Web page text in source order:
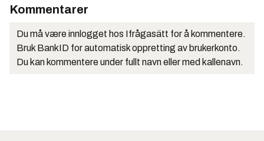
Kommentarer
Du må være innlogget hos Ifrågasätt for å kommentere.
Bruk BankID for automatisk oppretting av brukerkonto.
Du kan kommentere under fullt navn eller med kallenavn.